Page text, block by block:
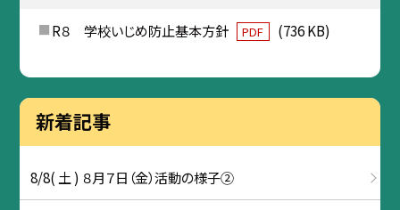
R８ 学校いじめ防止基本方針 PDF (736 KB)
新着記事
8/8( 土 ) ８月７日（金）活動の様子②